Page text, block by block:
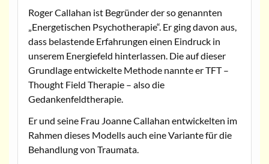
Roger Callahan ist Begründer der so genannten
„Energetischen Psychotherapie“. Er ging davon aus,
dass belastende Erfahrungen einen Eindruck in
unserem Energiefeld hinterlassen. Die auf dieser
Grundlage entwickelte Methode nannte er TFT –
Thought Field Therapie – also die
Gedankenfeldtherapie.
Er und seine Frau Joanne Callahan entwickelten im
Rahmen dieses Modells auch eine Variante für die
Behandlung von Traumata.